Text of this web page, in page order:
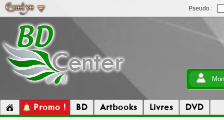
Pseudo :
Promo ! BD Artbooks Livres DVD